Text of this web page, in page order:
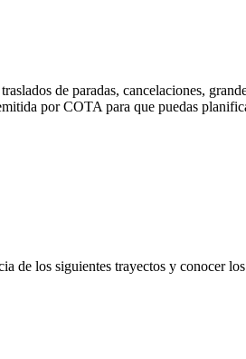
de paradas, cancelaciones,
por COTA para que puedas
de los siguientes trayectos y conocer